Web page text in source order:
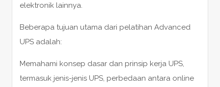
elektronik lainnya.
Beberapa tujuan utama dari pelatihan Advanced
UPS adalah:
Memahami konsep dasar dan prinsip kerja UPS,
termasuk jenis-jenis UPS, perbedaan antara online